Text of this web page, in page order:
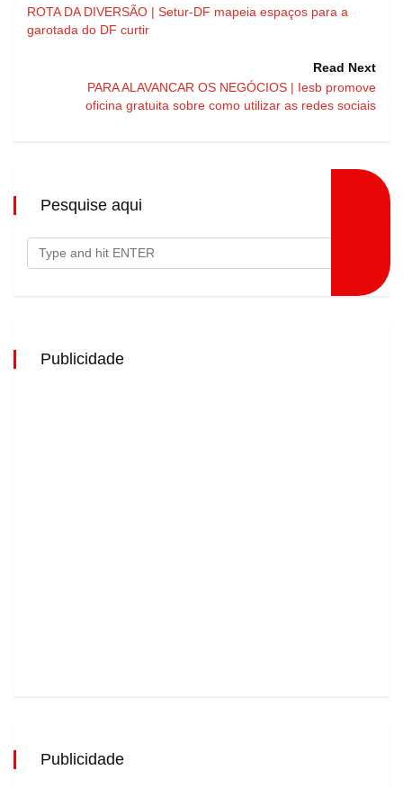
ROTA DA DIVERSÃO | Setur-DF mapeia espaços para a
garotada do DF curtir
Read Next
PARA ALAVANCAR OS NEGÓCIOS | Iesb promove
oficina gratuita sobre como utilizar as redes sociais
Pesquise aqui
Publicidade
Publicidade